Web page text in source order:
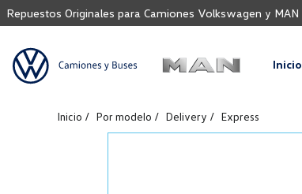
Repuestos Originales para Camiones Volkswagen y MAN
Inicio
Inicio Por modelo Delivery Express